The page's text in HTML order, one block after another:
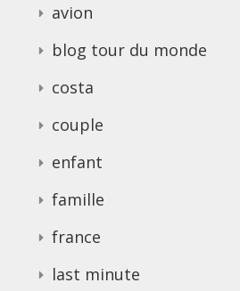
avion
blog tour du monde
costa
couple
enfant
famille
france
last minute